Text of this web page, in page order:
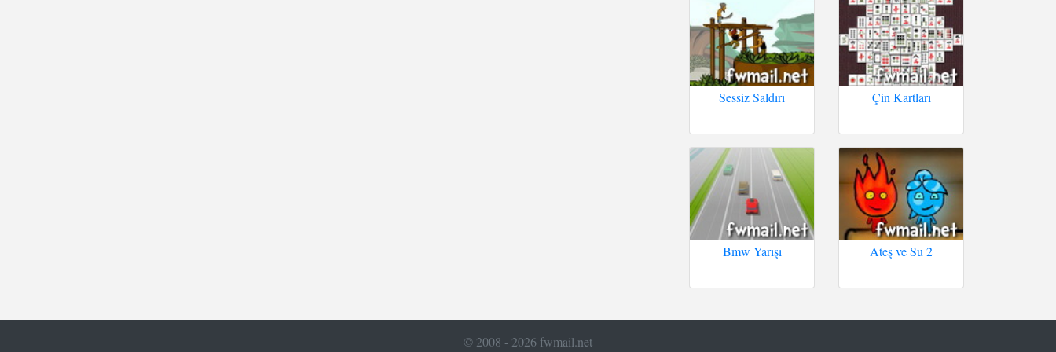
Sessiz Saldırı Çin Kartları
Bmw Yarışı Ateş ve Su 2
© 2008 - 2026 fwmail.net